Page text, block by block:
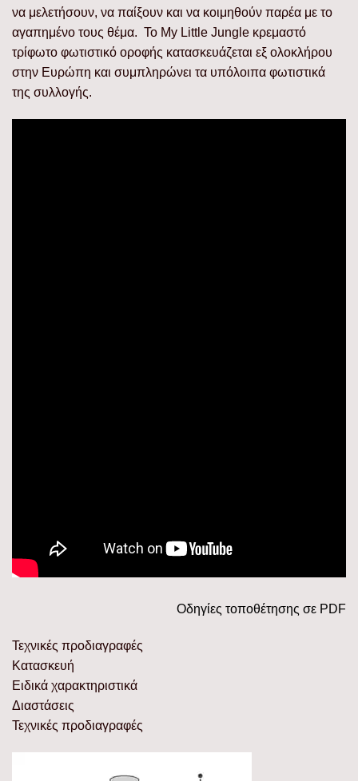
να μελετήσουν, να παίξουν και να κοιμηθούν παρέα με το
αγαπημένο τους θέμα. Το My Little Jungle κρεμαστό
τρίφωτο φωτιστικό οροφής κατασκευάζεται εξ ολοκλήρου
στην Ευρώπη και συμπληρώνει τα υπόλοιπα φωτιστικά
της συλλογής.
Οδηγίες τοποθέτησης σε PDF
Τεχνικές προδιαγραφές
Κατασκευή
Ειδικά χαρακτηριστικά
Διαστάσεις
Τεχνικές προδιαγραφές